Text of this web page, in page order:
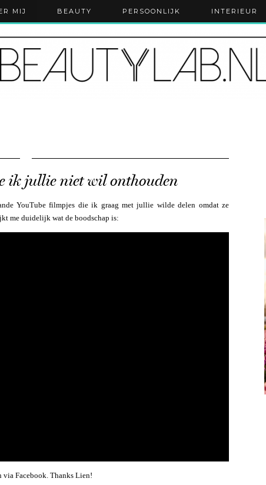
MIJ BEAUTY PERSOONLIJK INTERIEUR
ik jullie niet wil onthouden
YouTube filmpjes die ik graag met jullie wilde delen omdat ze
me duidelijk wat de boodschap is:
via Facebook. Thanks Lien!